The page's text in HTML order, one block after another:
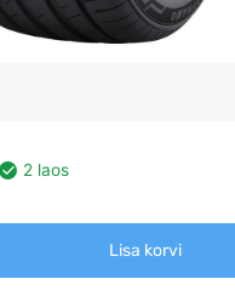
2 laos
Lisa korvi